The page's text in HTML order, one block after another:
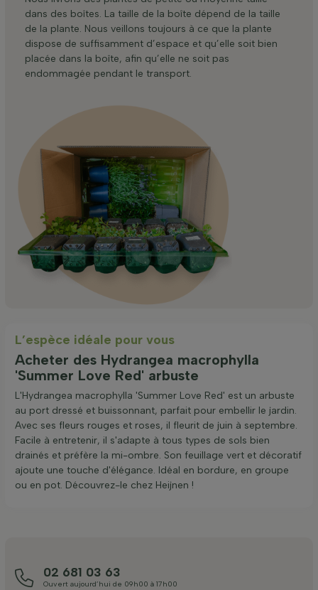
dans des boîtes. La taille de la boîte dépend de la taille
de la plante. Nous veillons toujours à ce que la plante
dispose de suffisamment d’espace et qu’elle soit bien
placée dans la boîte, afin qu’elle ne soit pas
endommagée pendant le transport.
L’espèce idéale pour vous
Acheter des Hydrangea macrophylla
'Summer Love Red' arbuste
L'Hydrangea macrophylla 'Summer Love Red' est un arbuste
au port dressé et buissonnant, parfait pour embellir le jardin.
Avec ses fleurs rouges et roses, il fleurit de juin à septembre.
Facile à entretenir, il s'adapte à tous types de sols bien
drainés et préfère la mi-ombre. Son feuillage vert et décoratif
ajoute une touche d'élégance. Idéal en bordure, en groupe
ou en pot. Découvrez-le chez Heijnen !
02 681 03 63
Ouvert aujourd’hui de 09h00 à 17h00